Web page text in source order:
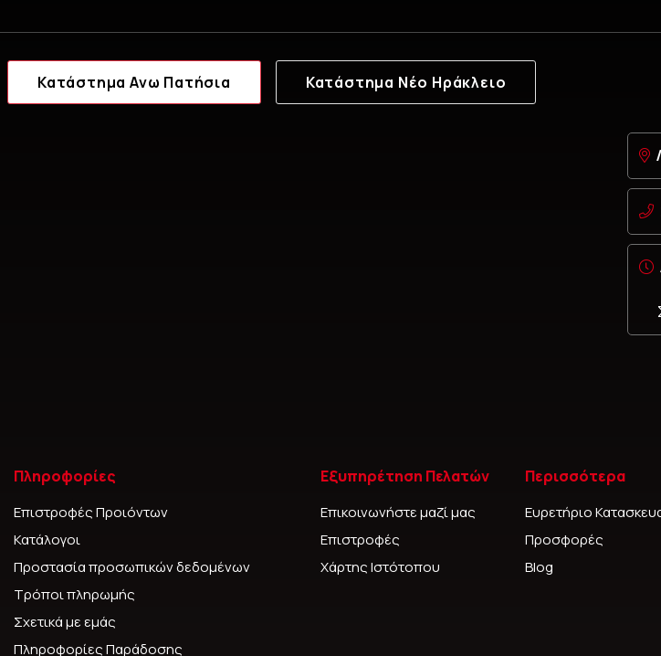
Κατάστημα Ανω Πατήσια Κατάστημα Νέο Ηράκλειο
Πληροφορίες
Επιστροφές Προιόντων
Κατάλογοι
Προστασία προσωπικών δεδομένων
Τρόποι πληρωμής
Σχετικά με εμάς
Πληροφορίες Παράδοσης
Εξυπηρέτηση Πελατών
Επικοινωνήστε μαζί μας
Επιστροφές
Χάρτης Ιστότοπου
Περισσότερα
Ευρετήριο
Προσφορές
Blog